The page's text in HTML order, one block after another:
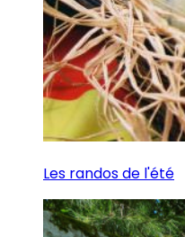
Les randos de l'été